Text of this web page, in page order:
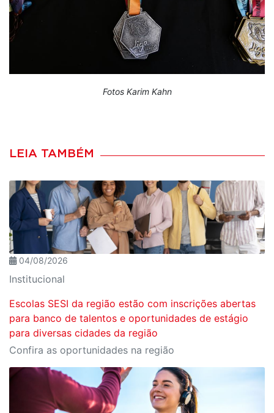
Fotos Karim Kahn
LEIA TAMBÉM
04/08/2026
Institucional
Escolas SESI da região estão com inscrições abertas
para banco de talentos e oportunidades de estágio
para diversas cidades da região
Confira as oportunidades na região